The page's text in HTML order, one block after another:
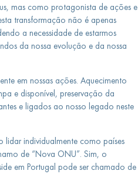
mas como protagonista de ações e
transformação não é apenas
a necessidade de estarmos
da nossa evolução e da nossa
em nossas ações. Aquecimento
e disponível, preservação da
e ligados ao nosso legado neste
lidar individualmente como países
de “Nova ONU”. Sim, o
em Portugal pode ser chamado de